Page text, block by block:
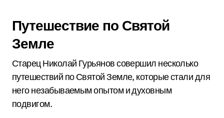
Путешествие по Святой
Земле
Старец Николай Гурьянов совершил несколько
путешествий по Святой Земле, которые стали для
него незабываемым опытом и духовным
подвигом.